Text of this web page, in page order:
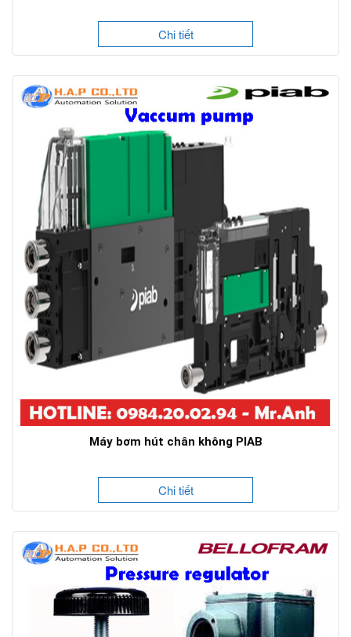
Chi tiết
Máy bơm hút chân không PIAB
Chi tiết